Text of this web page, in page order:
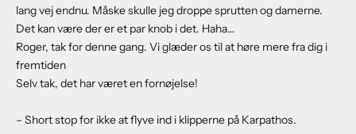
lang vej endnu. Måske skulle jeg droppe sprutten og damerne.
Det kan være der er et par knob i det. Haha…
Roger, tak for denne gang. Vi glæder os til at høre mere fra dig i
fremtiden
Selv tak, det har været en fornøjelse!
– Short stop for ikke at flyve ind i klipperne på Karpathos.